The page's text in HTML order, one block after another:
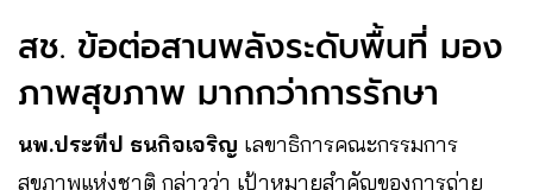
สช. ข้อต่อสานพลังระดับพื้นที่ มอง
ภาพสุขภาพ มากกว่าการรักษา
นพ.ประทีป ธนกิจเจริญ เลขาธิการคณะกรรมการ
สุขภาพแห่งชาติ กล่าวว่า เป้าหมายสำคัญของการถ่าย